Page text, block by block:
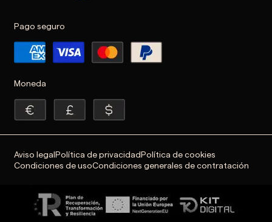
Pago seguro
Moneda
Aviso legalPolítica de privacidadPolítica de cookies
Condiciones de usoCondiciones generales de contratación